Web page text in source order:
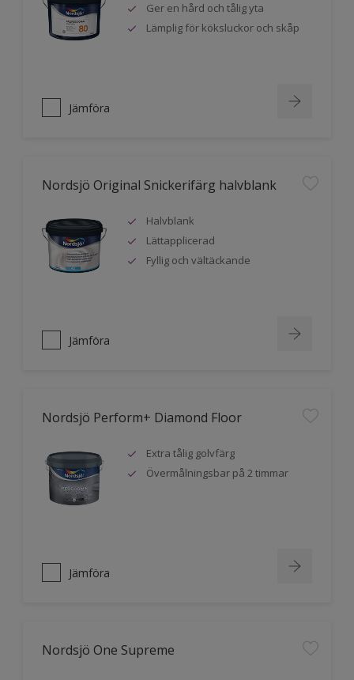
Ger en hård och tålig yta
Lämplig för köksluckor och skåp
Jämföra
Nordsjö Original Snickerifärg halvblank
Halvblank
Lättapplicerad
Fyllig och vältäckande
Jämföra
Nordsjö Perform+ Diamond Floor
Extra tålig golvfärg
Övermålningsbar på 2 timmar
Jämföra
Nordsjö One Supreme